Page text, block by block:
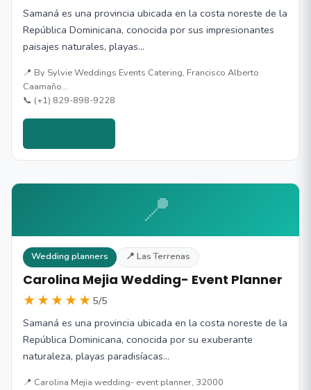
Samaná es una provincia ubicada en la costa noreste de la
República Dominicana, conocida por sus impresionantes
paisajes naturales, playas…
📍 By Sylvie Weddings Events Catering, Francisco Alberto
Caamaño…
📞 (+1) 829-898-9228
📍
Wedding planners 📍 Las Terrenas
Carolina Mejia Wedding- Event Planner
★★★★★ 5/5
Samaná es una provincia ubicada en la costa noreste de la
República Dominicana, conocida por su exuberante
naturaleza, playas paradisíacas…
📍 Carolina Mejia wedding- event planner, 32000